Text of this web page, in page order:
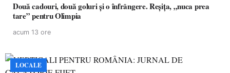
Două cadouri, două goluri și o înfrângere. Reșița, „nuca prea
tare” pentru Olimpia
acum 13 ore
LOCALE